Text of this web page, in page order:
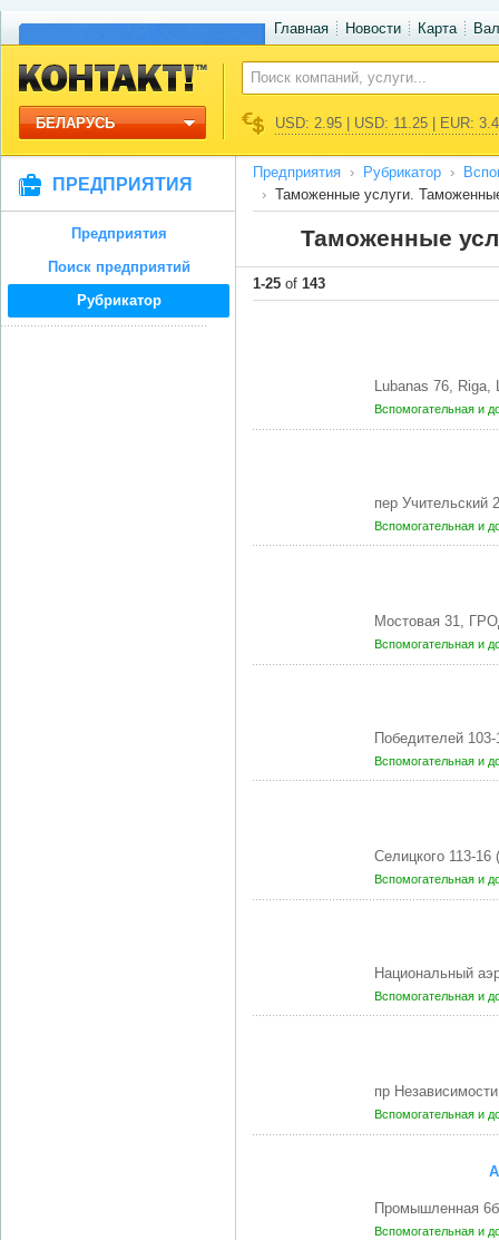
Главная Новости Карта
БЕЛАРУСЬ USD: 2.95 | USD: 11.25 | EUR:
ПРЕДПРИЯТИЯ
Предприятия
Поиск предприятий
Рубрикатор
Предприятия Рубрикатор
Таможенные услуги.
Таможенные
1-25 of 143
Lubanas 76, Riga,
Вспомогательная и
пер Учительский
Вспомогательная и
Мостовая 31,
Вспомогательная и
Победителей
Вспомогательная и
Селицкого 113-
Вспомогательная и
Национальный
Вспомогательная и
пр
Вспомогательная и
Промышленная
Вспомогательная и